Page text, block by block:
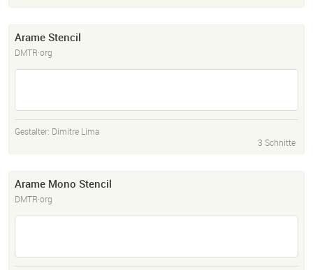
Arame Stencil
DMTR·org
Gestalter: Dimitre Lima
3 Schnitte
Arame Mono Stencil
DMTR·org